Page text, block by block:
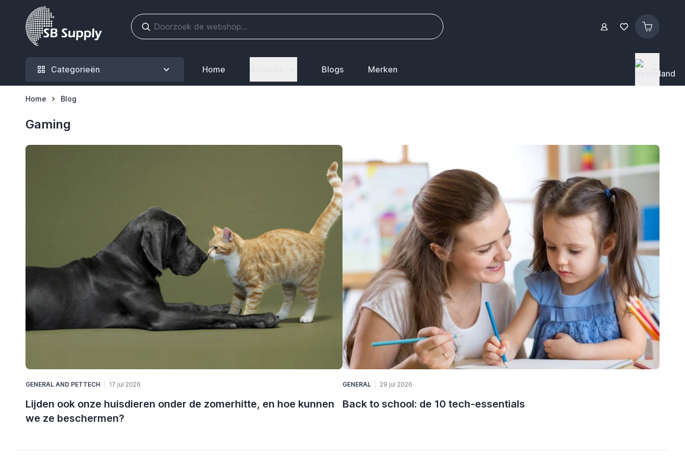
Ga naar de inhoud
Categorieën Home Blogs Merken
Home Blog
Gaming
GENERALAND PETTECH 17 jul 2026
Lijden ook onze huisdieren onder de zomerhitte, en hoe kunnen
we ze beschermen?
GENERAL 29 jul 2026
Back to school: de 10 tech-essentials